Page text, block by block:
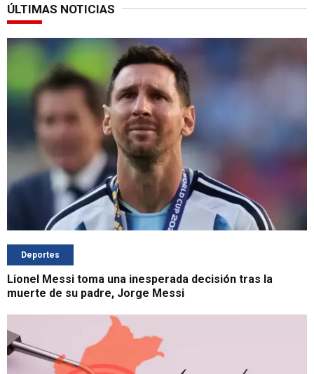
ÚLTIMAS NOTICIAS
Deportes
Lionel Messi toma una inesperada decisión tras la
muerte de su padre, Jorge Messi